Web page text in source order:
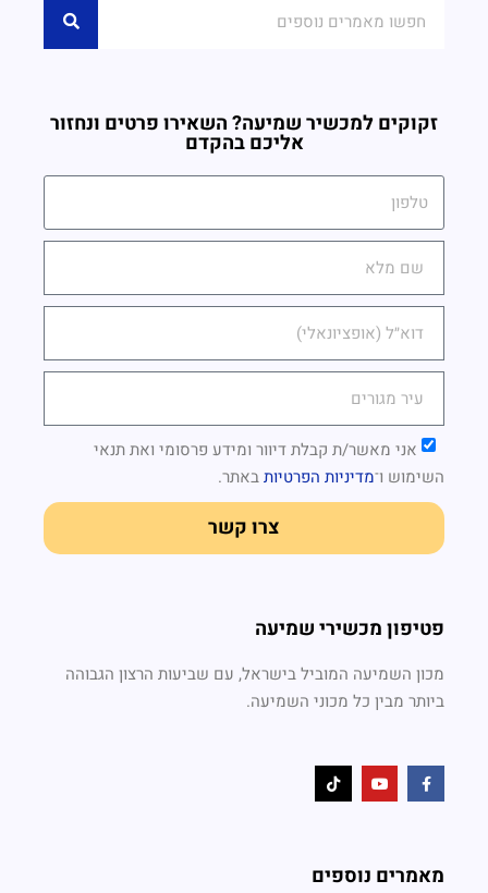
זקוקים למכשיר שמיעה? השאירו פרטים ונחזור
אליכם בהקדם
אני מאשר/ת קבלת דיוור ומידע פרסומי ואתתנאי
השימוש ו־מדיניות הפרטיותבאתר.
צרו קשר
פטיפון מכשירי שמיעה
מכון השמיעה המוביל בישראל, עם שביעות הרצון הגבוהה
ביותר מבין כל מכוני השמיעה.
מאמרים נוספים